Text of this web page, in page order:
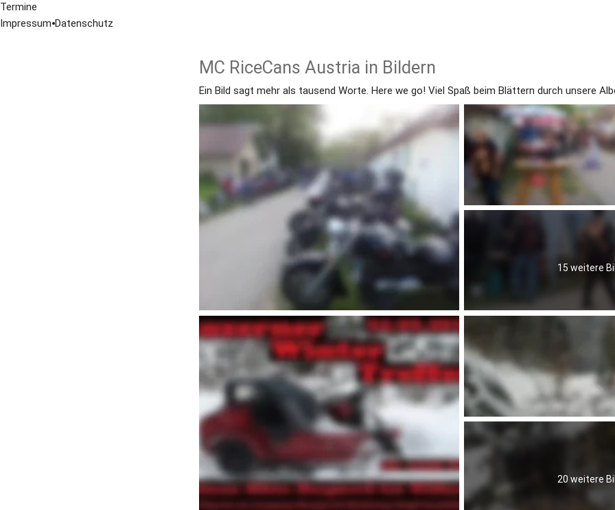
Termine
Impressum⦁Datenschutz
MC RiceCans Austria in Bildern
Ein Bild sagt mehr als tausend Worte. Here we go! Viel Spaß beim Blättern durch unsere
15 weitere
20 weitere